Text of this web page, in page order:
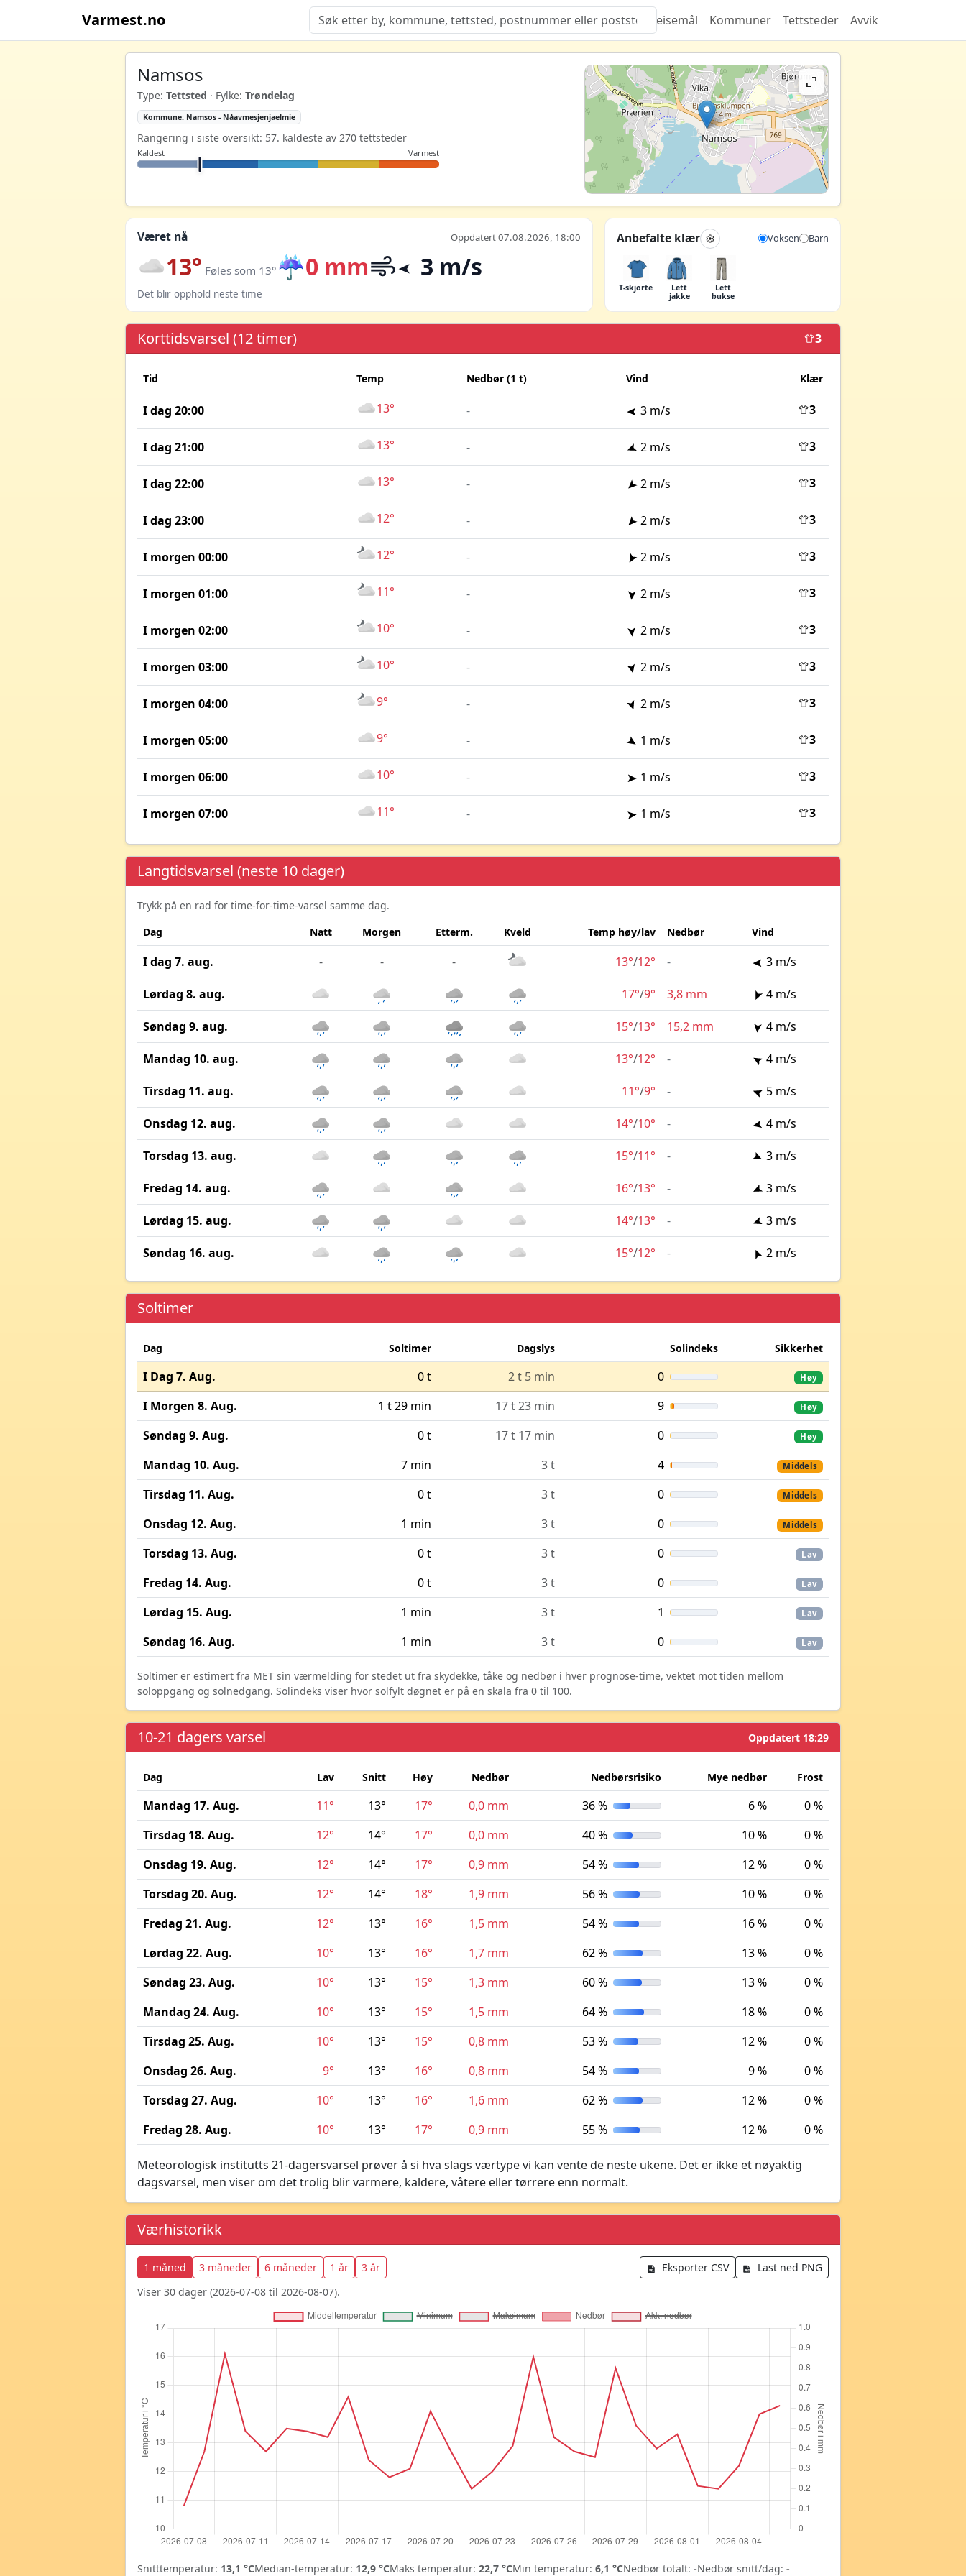
Varmest.no Quiz Reisemål Kommuner Tettsteder Avvik
Namsos
Type: Tettsted · Fylke: Trøndelag
Kommune: Namsos - Nåavmesjenjaelmie
Rangering i siste oversikt: 57. kaldeste av 270 tettsteder
Kaldest Varmest
Været nå Oppdatert 07.08.2026, 18:00
13° Føles som 13° ☔0 mm 3 m/s
Det blir opphold neste time
Anbefalte klær Voksen Barn
T-skjorte
Lett
jakke
Lett
bukse
Korttidsvarsel (12 timer) 3
Tid Temp Nedbør (1 t) Vind Klær
I dag 20:00 13° - 3 m/s 3
I dag 21:00 13° - 2 m/s 3
I dag 22:00 13° - 2 m/s 3
I dag 23:00 12° - 2 m/s 3
I morgen 00:00 12° - 2 m/s 3
I morgen 01:00 11° - 2 m/s 3
I morgen 02:00 10° - 2 m/s 3
I morgen 03:00 10° - 2 m/s 3
I morgen 04:00 9° - 2 m/s 3
I morgen 05:00 9° - 1 m/s 3
I morgen 06:00 10° - 1 m/s 3
I morgen 07:00 11° - 1 m/s 3
Langtidsvarsel (neste 10 dager)
Trykk på en rad for time-for-time-varsel samme dag.
Dag
Natt Morgen Etterm. Kveld Temp høy/lav Nedbør Vind
I dag 7. aug. - - - 13°/12° - 3 m/s
Lørdag 8. aug. 17°/9° 3,8 mm 4 m/s
Søndag 9. aug. 15°/13° 15,2 mm 4 m/s
Mandag 10. aug. 13°/12° - 4 m/s
Tirsdag 11. aug. 11°/9° - 5 m/s
Onsdag 12. aug. 14°/10° - 4 m/s
Torsdag 13. aug. 15°/11° - 3 m/s
Fredag 14. aug. 16°/13° - 3 m/s
Lørdag 15. aug. 14°/13° - 3 m/s
Søndag 16. aug. 15°/12° - 2 m/s
Soltimer
Dag Soltimer Dagslys Solindeks Sikkerhet
I Dag 7. Aug. 0 t 2 t 5 min 0 Høy
I Morgen 8. Aug. 1 t 29 min 17 t 23 min 9 Høy
Søndag 9. Aug. 0 t 17 t 17 min 0 Høy
Mandag 10. Aug. 7 min 3 t 4 Middels
Tirsdag 11. Aug. 0 t 3 t 0 Middels
Onsdag 12. Aug. 1 min 3 t 0 Middels
Torsdag 13. Aug. 0 t 3 t 0 Lav
Fredag 14. Aug. 0 t 3 t 0 Lav
Lørdag 15. Aug. 1 min 3 t 1 Lav
Søndag 16. Aug. 1 min 3 t 0 Lav
Soltimer er estimert fra MET sin værmelding for stedet ut fra skydekke, tåke og nedbør i hver prognose-time, vektet mot tiden mellom
soloppgang og solnedgang. Solindeks viser hvor solfylt døgnet er på en skala fra 0 til 100.
10-21 dagers varsel Oppdatert 18:29
Dag Lav Snitt Høy Nedbør Nedbørsrisiko Mye nedbør Frost
Mandag 17. Aug. 11° 13° 17° 0,0 mm 36 % 6 %
0 %
Tirsdag 18. Aug.
12° 14° 17° 0,0 mm 40 % 10 %
0 %
Onsdag 19. Aug.
12° 14° 17° 0,9 mm 54 % 12 %
0 %
Torsdag 20. Aug.
12° 14° 18° 1,9 mm 56 % 10 %
0 %
Fredag 21. Aug.
12° 13° 16° 1,5 mm 54 % 16 %
0 %
Lørdag 22. Aug.
10° 13° 16° 1,7 mm 62 % 13 %
0 %
Søndag 23. Aug.
10° 13° 15° 1,3 mm 60 % 13 %
0 %
Mandag 24. Aug.
10° 13° 15° 1,5 mm 64 % 18 %
0 %
Tirsdag 25. Aug.
10° 13° 15° 0,8 mm 53 % 12 %
0 %
Onsdag 26. Aug.
9° 13° 16° 0,8 mm 54 % 9 %
0 %
Torsdag 27. Aug.
10° 13° 16° 1,6 mm 62 % 12 %
0 %
Fredag 28. Aug.
10° 13° 17° 0,9 mm 55 % 12 % 0 %
Meteorologisk institutts 21-dagersvarsel prøver å si hva slags værtype vi kan vente de neste ukene. Det er ikke et nøyaktig
dagsvarsel, men viser om det trolig blir varmere, kaldere, våtere eller tørrere enn normalt.
Værhistorikk
1 måned 3 måneder 6 måneder 1 år 3 år Eksporter CSV
Last ned PNG
Viser 30 dager (2026-07-08 til 2026-08-07).
Snitttemperatur: 13,1 °CMedian-temperatur: 12,9 °CMaks temperatur: 22,7 °CMin temperatur: 6,1 °CNedbør totalt: -Nedbør snitt/dag: -